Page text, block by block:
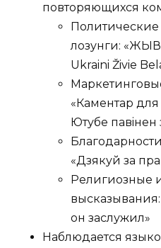
повторяющихся
лозунги:
Ukraini Živie
«Каментар
Ютубе павiнен
«Дзякуй за
Религиозные
он заслужил»
Наблюдается